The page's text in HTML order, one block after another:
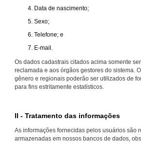
Data de nascimento;
Sexo;
Telefone; e
E-mail.
Os dados cadastrais citados acima somente
reclamada e aos órgãos gestores do sistema.
gênero e regionais poderão ser utilizados de
para fins estritamente estatísticos.
II - Tratamento das informações
As informações fornecidas pelos usuários são
armazenadas em nossos bancos de dados,